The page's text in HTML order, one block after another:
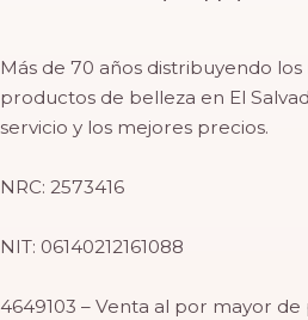
Más de 70 años distribuyendo
productos de belleza en El
servicio y los mejores precios.
NRC: 2573416
NIT: 06140212161088
4649103 – Venta al por mayor